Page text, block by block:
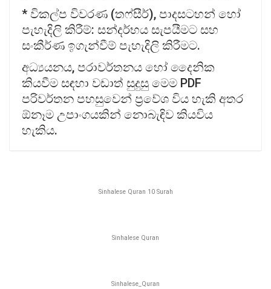
* විකල්ප විවරණ (තෆ්සීර්), පාදසටහන් හෝ
පැහැදිලි කිරීම්: සන්දර්භය සැපයීමට සහ
සංකීර්ණ ඉගැන්වීම් පැහැදිලි කිරීමට.
අධ්‍යයනය, පරාවර්තනය හෝ දෛනික
කියවීම සඳහා වඩාත් සුදුසු මෙම PDF
පරිවර්තන පහසුවෙන් ප්‍රවේශ විය හැකි අතර
ඕනෑම උපාංගයකින් නොබැඳිව කියවිය
හැකිය.
Sinhalese Quran 10 Surah
Sinhalese Quran
Sinhalese_Quran